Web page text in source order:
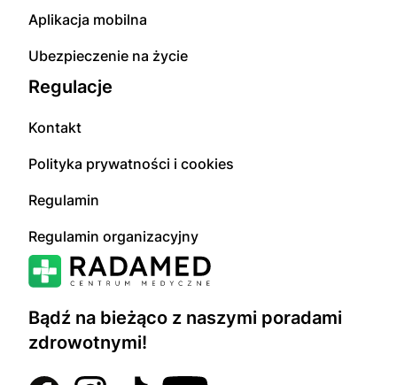
Bądź na bieżąco z naszymi poradami
zdrowotnymi!
Aplikacja mobilna
Ubezpieczenie na życie
Regulacje
Kontakt
Polityka prywatności i cookies
Regulamin
Regulamin organizacyjny